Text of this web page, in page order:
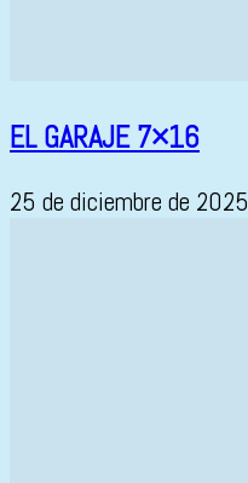
EL GARAJE 7×16
25 de diciembre de 2025